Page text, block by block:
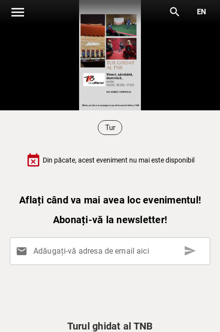
menu search EN
Tur
event_busy Din păcate, acest eveniment nu mai este disponibil
Aflați când va mai avea loc evenimentul!
Abonați-vă la newsletter!
mail Adăugați-vă adresa de email aici send
Turul ghidat al TNB